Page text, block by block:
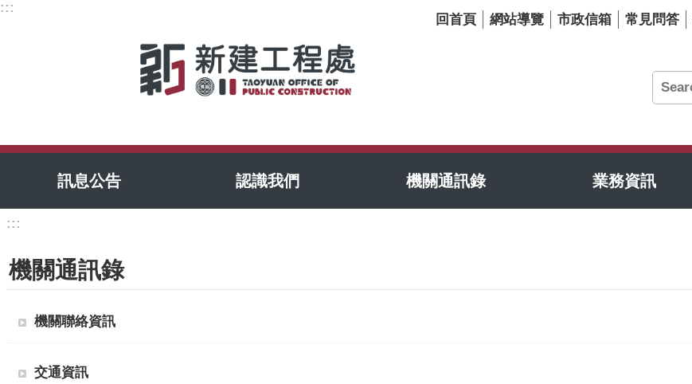
跳到主要內容區塊
:::
回首頁 網站導覽 市政信箱 常見問答
訊息公告 認識我們 機關通訊錄 業務資訊
:::
機關通訊錄
機關聯絡資訊
交通資訊